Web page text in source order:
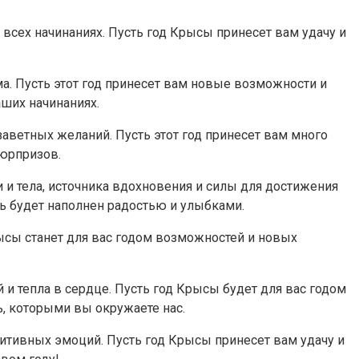
начинаниях. Пусть год Крысы принесет вам удачу и
Пусть этот год принесет вам новые возможности и
начинаниях.
желаний. Пусть этот год принесет вам много
источника вдохновения и силы для достижения
наполнен радостью и улыбками.
станет для вас годом возможностей и новых
тепла в сердце. Пусть год Крысы будет для вас годом
которыми вы окружаете нас.
эмоций. Пусть год Крысы принесет вам удачу и